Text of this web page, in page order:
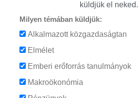
küldjük el neked.
Milyen témában küldjük:
Alkalmazott közgazdaságtan
Elmélet
Emberi erőforrás tanulmányok
Makroökonómia